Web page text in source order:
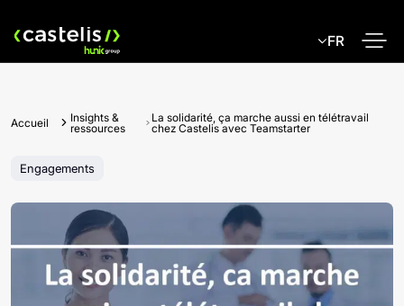
FR
Accueil
Insights &
ressources
La solidarité, ça marche aussi en télétravail
chez Castelis avec Teamstarter
Engagements